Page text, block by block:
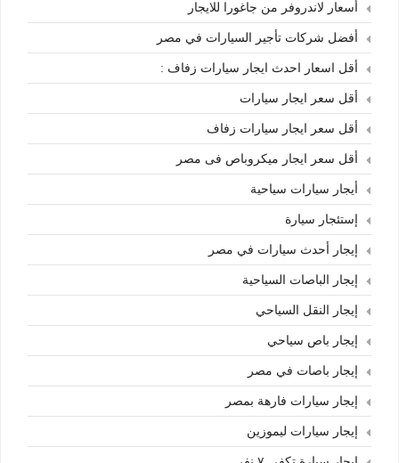
أسعار لاندروفر من جاغورا للايجار
أفضل شركات تأجير السيارات في مصر
أقل اسعار احدث ايجار سيارات زفاف :
أقل سعر ايجار سيارات
أقل سعر ايجار سيارات زفاف
أقل سعر ايجار ميكروباص فى مصر
أيجار سيارات سياحية
إستئجار سيارة
إيجار أحدث سيارات في مصر
إيجار الباصات السياحية
إيجار النقل السياحي
إيجار باص سياحي
إيجار باصات في مصر
إيجار سيارات فارهة بمصر
إيجار سيارات ليموزين